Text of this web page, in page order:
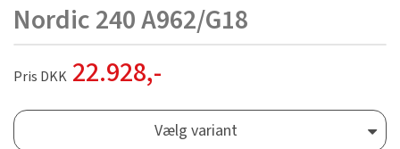
Nordic 240 A962/G18
Pris DKK 22.928,-
Vælg variant